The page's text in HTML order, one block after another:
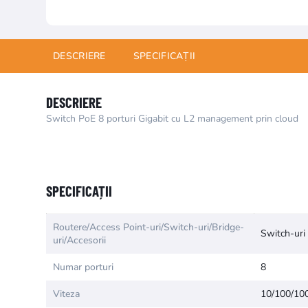
DESCRIERE SPECIFICAȚII
DESCRIERE
Switch PoE 8 porturi Gigabit cu L2 management prin cloud
SPECIFICAȚII
Routere/Access Point-uri/Switch-uri/Bridge-
uri/Accesorii
Switch-uri
Numar porturi 8
Viteza 10/100/